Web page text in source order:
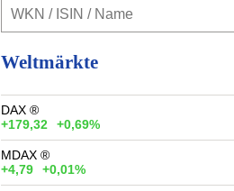
Weltmärkte
DAX ®
+179,32
+0,69%
MDAX ®
+4,79
+0,01%